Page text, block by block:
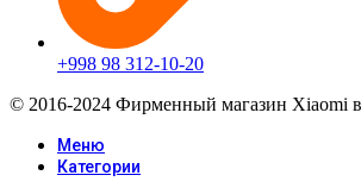
+998 98 312-10-20
© 2016-2024 Фирменный магазин Xiaomi в
Меню
Категории